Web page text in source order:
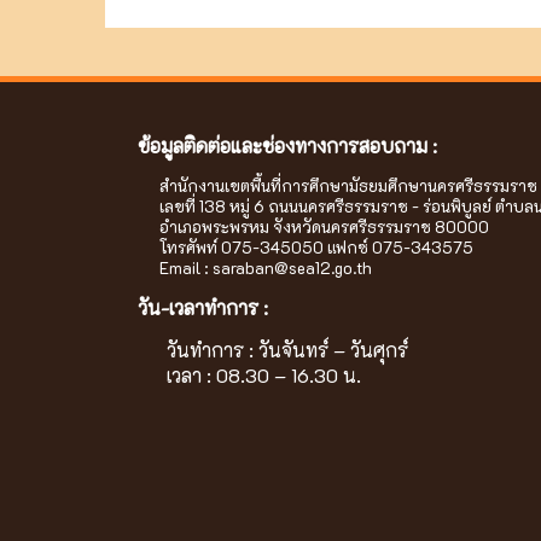
ข้อมูลติดต่อและช่องทางการสอบถาม :
สำนักงานเขตพื้นที่การศึกษามัธยมศึกษานครศรีธรรมราช
เลขที่ 138 หมู่ 6 ถนนนครศรีธรรมราช - ร่อนพิบูลย์ ตำบล
อำเภอพระพรหม จังหวัดนครศรีธรรมราช 80000
โทรศัพท์ 075-345050 แฟกซ์ 075-343575
Email : saraban@sea12.go.th
วัน-เวลาทำการ :
วันทำการ : วันจันทร์ – วันศุกร์
เวลา : 08.30 – 16.30 น.